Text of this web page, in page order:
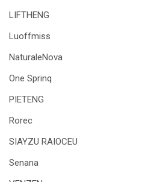
LIFTHENG
Luoffmiss
NaturaleNova
One Sprinq
PIETENG
Rorec
SIAYZU RAIOCEU
Senana